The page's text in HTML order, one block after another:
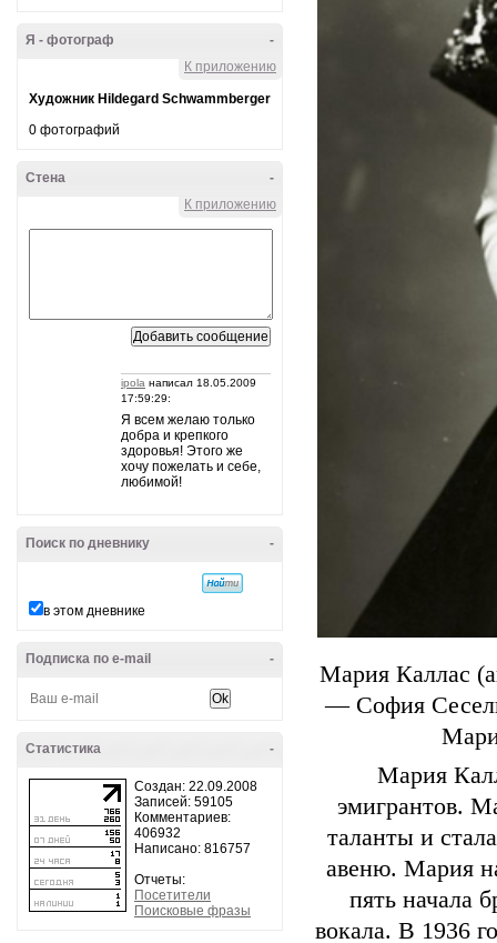
-
Я - фотограф
К приложению
Художник Hildegard Schwammberger
0 фотографий
-
Стена
К приложению
ipola написал 18.05.2009
17:59:29:
Я всем желаю только
добра и крепкого
здоровья! Этого же
хочу пожелать и себе,
любимой!
-
Поиск по дневнику
в этом дневнике
-
Подписка по e-mail
-
Статистика
Создан: 22.09.2008
Записей: 59105
Комментариев:
406932
Написано: 816757
Отчеты:
Посетители
Поисковые фразы
Мария Каллас
— София
Мария
эмигрантов.
таланты и
авеню. Мария
пять начала
вокала. В 1936